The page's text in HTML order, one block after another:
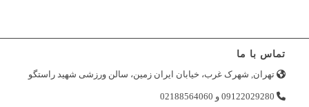
تماس با ما
تهران, شهرک غرب، خیابان ایران زمین، سالن ورزشی شهید راستگو
09122029280 و 02188564060